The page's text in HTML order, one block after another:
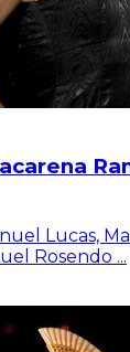
Lucas,
Rosendo ...